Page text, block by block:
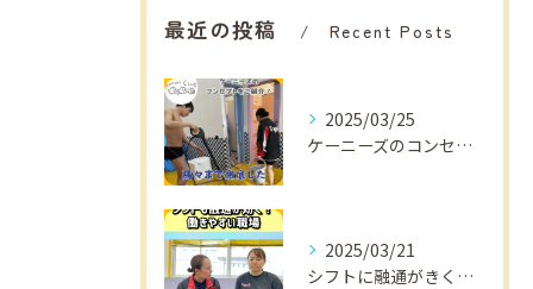
最近の投稿 Recent Posts
2025/03/25
ケーニーズのコンセプトをご紹介！
2025/03/21
シフトに融通がきくから